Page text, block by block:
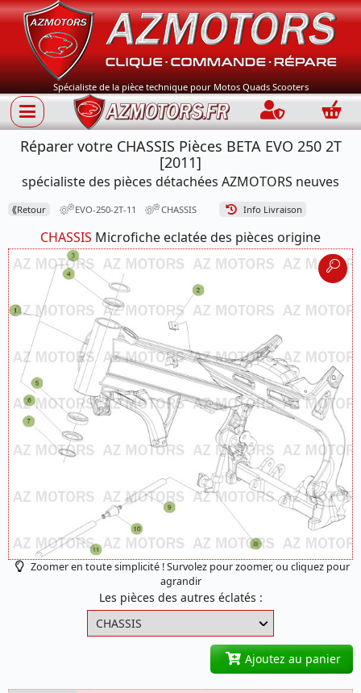
Spécialiste de la pièce technique pour Motos Quads Scooters
Connection
Réparer votre CHASSIS Pièces BETA EVO 250 2T
[2011]
spécialiste des pièces détachées AZMOTORS neuves
⟪Retour EVO-250-2T-11 CHASSIS Info Livraison
CHASSIS Microfiche eclatée des pièces origine
Zoomer en toute simplicité ! Survolez pour zoomer, ou cliquez pour
agrandir
Les pièces des autres éclatés :
Ajoutez au panier